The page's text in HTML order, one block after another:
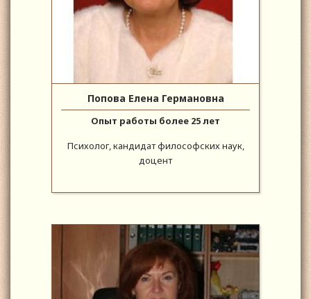
Попова Елена Германовна
Опыт работы более 25 лет
Психолог, кандидат философских наук,
доцент